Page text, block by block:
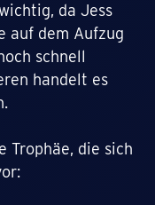
da Jess
auf dem Aufzug
schnell
handelt es
Trophäe, die sich